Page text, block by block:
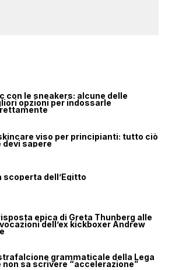
con le sneakers: alcune delle
opzioni per indossarle
viso per principianti: tutto ciò
devi sapere
scoperta dell’Egitto
epica di Greta Thunberg alle
dell’ex kickboxer Andrew
grammaticale della Lega
non sa scrivere “accelerazione”